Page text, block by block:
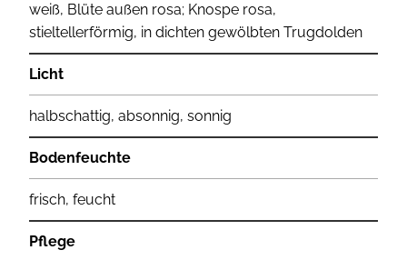
weiß, Blüte außen rosa; Knospe rosa,
stieltellerförmig, in dichten gewölbten Trugdolden
Licht
halbschattig, absonnig, sonnig
Bodenfeuchte
frisch, feucht
Pflege